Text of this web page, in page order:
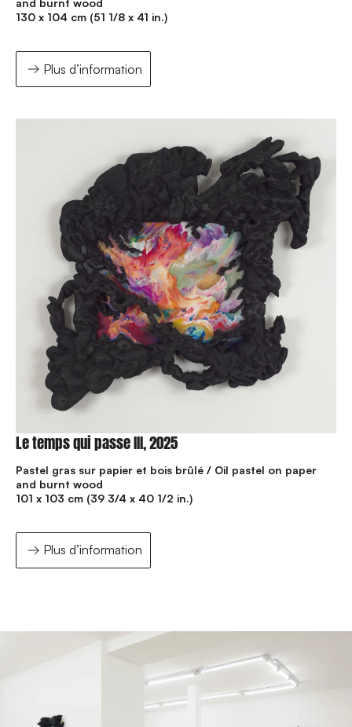
and burnt wood
130 x 104 cm (51 1/8 x 41 in.)
Plus d’information
Le temps qui passe III, 2025
Pastel gras sur papier et bois brûlé / Oil pastel on paper
and burnt wood
101 x 103 cm (39 3/4 x 40 1/2 in.)
Plus d’information